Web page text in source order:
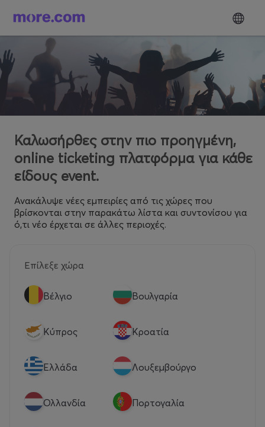
Καλωσήρθες στην πιο προηγμένη,
online ticketing πλατφόρμα για κάθε
είδους event.
Ανακάλυψε νέες εμπειρίες από τις χώρες που
βρίσκονται στην παρακάτω λίστα και συντονίσου για
ό,τι νέο έρχεται σε άλλες περιοχές.
Επίλεξε χώρα
Βέλγιο Βουλγαρία
Κύπρος Κροατία
Eλλάδα Λουξεμβούργο
Ολλανδία Πορτογαλία